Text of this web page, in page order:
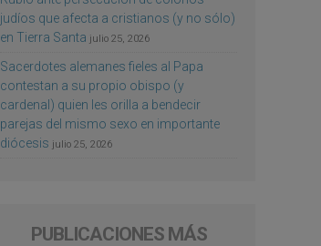
judíos que afecta a cristianos (y no sólo)
en Tierra Santa julio 25, 2026
Sacerdotes alemanes fieles al Papa
contestan a su propio obispo (y
cardenal) quien les orilla a bendecir
parejas del mismo sexo en importante
diócesis julio 25, 2026
PUBLICACIONES MÁS